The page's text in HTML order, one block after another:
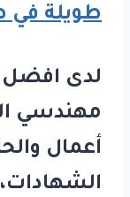
طويلة في
لدى افضل
مهندسي
أعمال